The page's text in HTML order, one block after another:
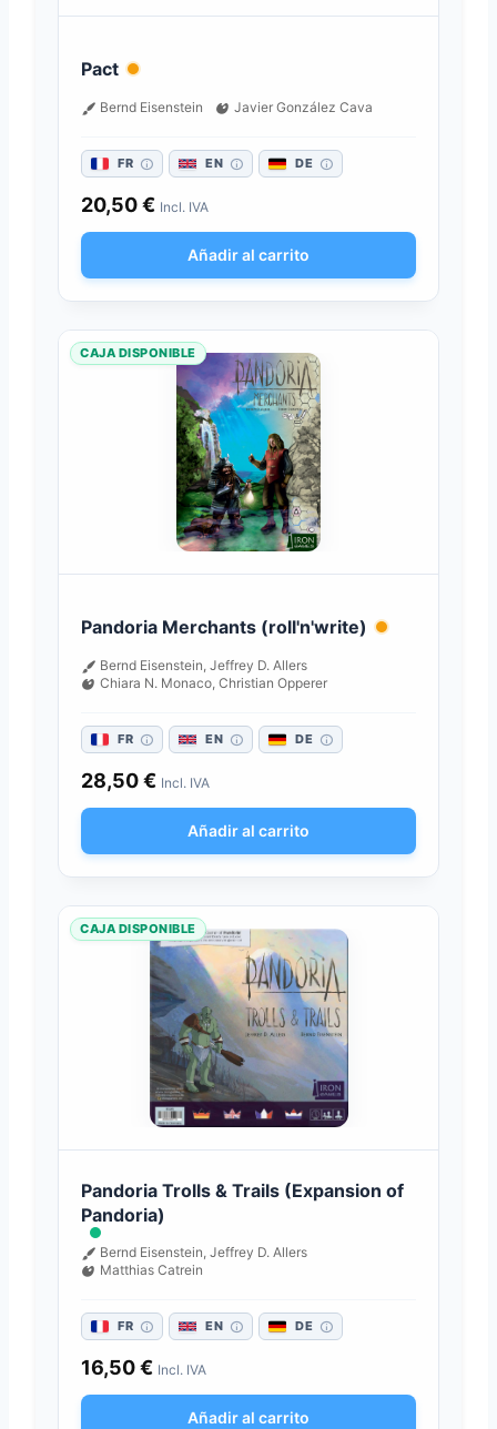
Pact
Bernd Eisenstein Javier González Cava
FR EN DE
20,50€ Incl. IVA
Añadir al carrito
CAJA DISPONIBLE
Pandoria Merchants (roll'n'write)
Bernd Eisenstein, Jeffrey D. Allers
Chiara N. Monaco, Christian Opperer
FR EN DE
28,50€ Incl. IVA
Añadir al carrito
CAJA DISPONIBLE
Pandoria Trolls & Trails (Expansion of
Pandoria)
Bernd Eisenstein, Jeffrey D. Allers
Matthias Catrein
FR EN DE
16,50€ Incl. IVA
Añadir al carrito